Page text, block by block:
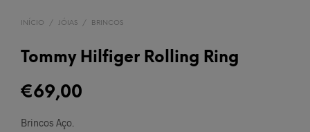
INÍCIO / JÓIAS / BRINCOS
Tommy Hilfiger Rolling Ring
€69,00
Brincos Aço.